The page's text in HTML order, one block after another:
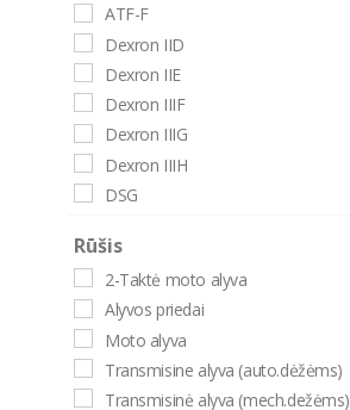
Esan
EVERCOAT
Exide
flexipads
FOSSER
GYEON
INDASA
Italtek
Iwata
Keskin Tuning
KSTOOLS
LESONAL
ATF-F
Dexron IID
Dexron IIE
Dexron IIIF
Dexron IIIG
Dexron IIIH
DSG
GL3
GL4
GL5
MT-1
Rūšis
2-Taktė moto alyva
Alyvos priedai
Moto alyva
Transmisine alyva (auto.dėžėms)
Transmisinė alyva (mech.dežėms)